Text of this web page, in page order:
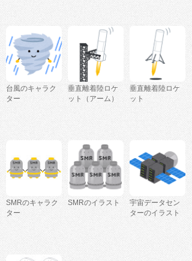
台風のキャラク
ター
垂直離着陸ロケ
ット（アーム）
垂直離着陸ロケ
ット
SMRのキャラク
ター
SMRのイラスト
宇宙データセン
ターのイラスト